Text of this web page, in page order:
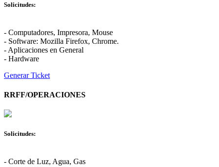
Solicitudes:
- Computadores, Impresora, Mouse
- Software: Mozilla Firefox, Chrome.
- Aplicaciones en General
- Hardware
Generar Ticket
RRFF/OPERACIONES
Solicitudes:
- Corte de Luz, Agua, Gas